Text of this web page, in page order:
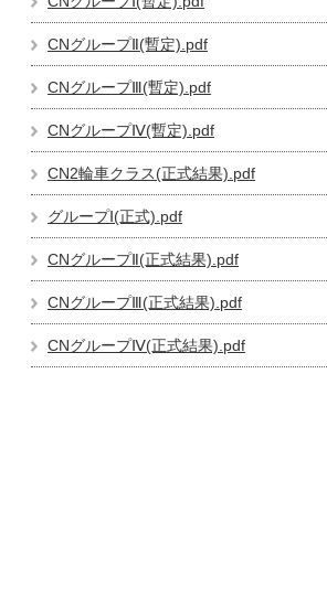
CNグループⅡ(暫定).pdf
CNグループⅢ(暫定).pdf
CNグループⅣ(暫定).pdf
CN2輪車クラス(正式結果).pdf
グループⅠ(正式).pdf
CNグループⅡ(正式結果).pdf
CNグループⅢ(正式結果).pdf
CNグループⅣ(正式結果).pdf